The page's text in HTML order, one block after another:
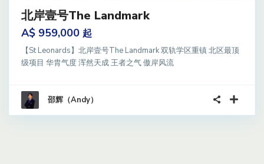
北岸壹号The Landmark
A$ 959,000 起
【St Leonards】北岸壹号The Landmark 双轨学区重镇 北区最顶
级项目 华胄气度 浑然天成 王者之气 傲岸风流
邵辉（Andy）